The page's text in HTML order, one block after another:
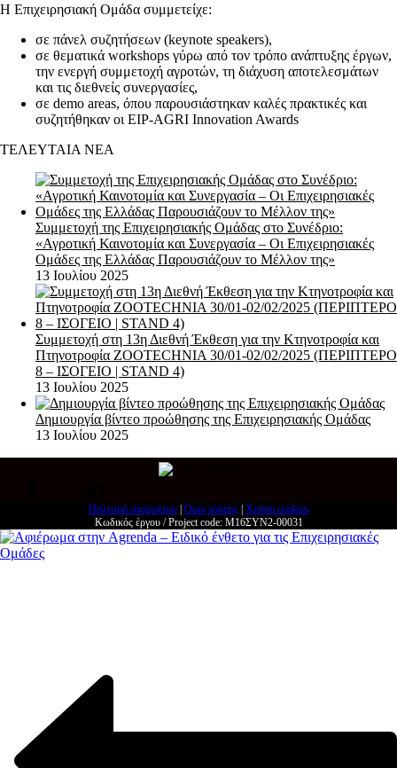
Η Επιχειρησιακή Ομάδα συμμετείχε:
σε πάνελ συζητήσεων (keynote speakers),
σε θεματικά workshops γύρω από τον τρόπο ανάπτυξης έργων,
την ενεργή συμμετοχή αγροτών, τη διάχυση αποτελεσμάτων
και τις διεθνείς συνεργασίες,
σε demo areas, όπου παρουσιάστηκαν καλές πρακτικές και
συζητήθηκαν οι EIP‑AGRI Innovation Awards
ΤΕΛΕΥΤΑΙΑ ΝΕΑ
Συμμετοχή της Επιχειρησιακής Ομάδας στο Συνέδριο:
«Αγροτική Καινοτομία και Συνεργασία – Οι Επιχειρησιακές
Ομάδες της Ελλάδας Παρουσιάζουν το Μέλλον της»
13 Ιουλίου 2025
Συμμετοχή στη 13η Διεθνή Έκθεση για την Κτηνοτροφία και
Πτηνοτροφία ZOOTECHNIA 30/01-02/02/2025 (ΠΕΡΙΠΤΕΡΟ
8 – ΙΣΟΓΕΙΟ | STAND 4)
13 Ιουλίου 2025
Δημιουργία βίντεο προώθησης της Επιχειρησιακής Ομάδας
13 Ιουλίου 2025
Πολιτική απορρήτου|Όροι χρήσης| Χρήση cookies
Κωδικός έργου / Project code: Μ16ΣΥΝ2-00031